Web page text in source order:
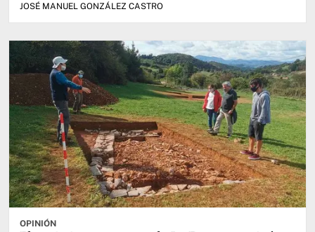
JOSÉ MANUEL GONZÁLEZ CASTRO
OPINIÓN